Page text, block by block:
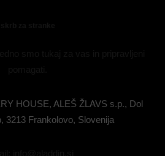
HOUSE, ALEŠ ŽLAVS s.p., Dol
3213 Frankolovo, Slovenija